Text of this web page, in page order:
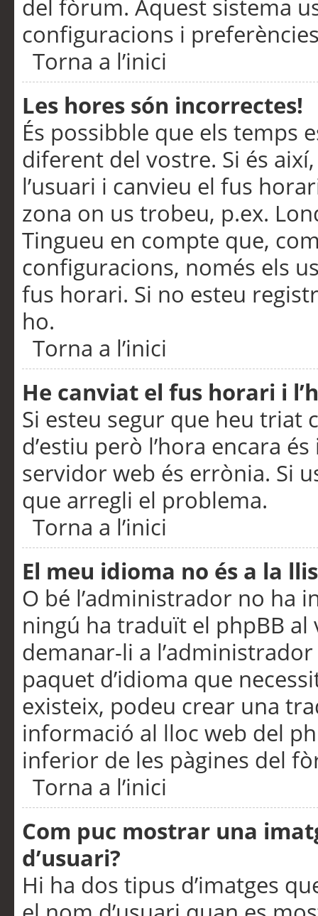
del fòrum. Aquest sistema
configuracions i
Torna a l’inici
Les hores són incorrectes!
És possibble que els temps
diferent del vostre. Si és
l’usuari i canvieu el fus
zona on us trobeu, p.ex.
Tingueu en compte que,
configuracions, només els
fus horari. Si no esteu
ho.
Torna a l’inici
He canviat el fus horari i
Si esteu segur que heu triat
d’estiu però l’hora encara
servidor web és errònia. Si
que arregli el problema.
Torna a l’inici
El meu idioma no és a la
O bé l’administrador no ha
ningú ha traduït el phpBB
demanar-li a
paquet d’idioma que
existeix, podeu crear una
informació al lloc web del
inferior de les pàgines del
Torna a l’inici
Com puc mostrar una
d’usuari?
Hi ha dos tipus d’imatges